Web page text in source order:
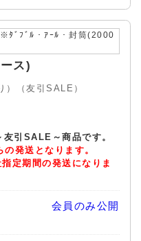
ﾀﾞﾌﾞﾙ・ｱｰﾙ・封筒(2000
ス)
）（友引SALE）
引SALE～商品です。
発送となります。
定期間の発送になりま
会員のみ公開